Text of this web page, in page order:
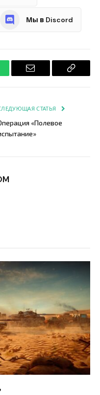
Мы в Discord
Email
Copy
СТАТЬЯ
«Полевое